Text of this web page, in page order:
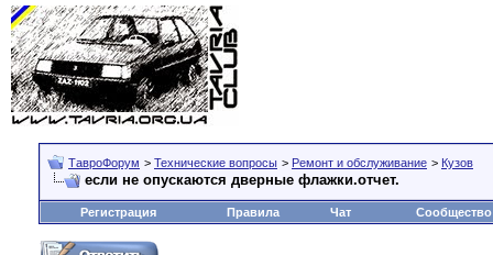
ТавроФорум > Технические вопросы > Ремонт и обслуживание > Кузов
если не опускаются дверные флажки.отчет.
Регистрация Правила Чат Сообщество